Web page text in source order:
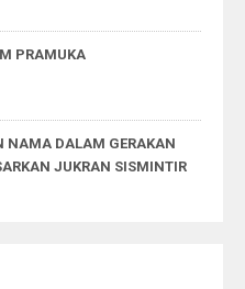
PRAMUKA
NAMA DALAM GERAKAN
JUKRAN SISMINTIR